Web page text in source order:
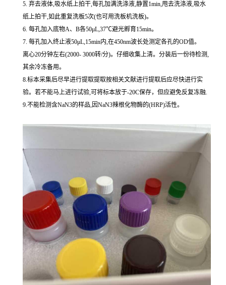
5. 弃去液体,吸水纸上拍干,每孔加满洗涤液,静置1min,甩去洗涤液,吸水
纸上拍干,如此重复洗板5次(也可用洗板机洗板)。
6. 每孔加入底物A、B各50μL,37℃避光孵育15min。
7. 每孔加入终止液50μL,15min内,在450nm波长处测定各孔的OD值。
离心20分钟左右(2000- 3000转/分)。仔细收集上清。分装后一份待检测,
其余冷冻备用。
8.标本采集后尽早进行提取提取按相关文献进行提取后应尽快进行实
验。若不能马上进行试验,可将标本放于-20C保存，但应避免反复冻融.
9.不能检测含NaN3的样品,因NaN3辣根化物酶的(HRP)活性。